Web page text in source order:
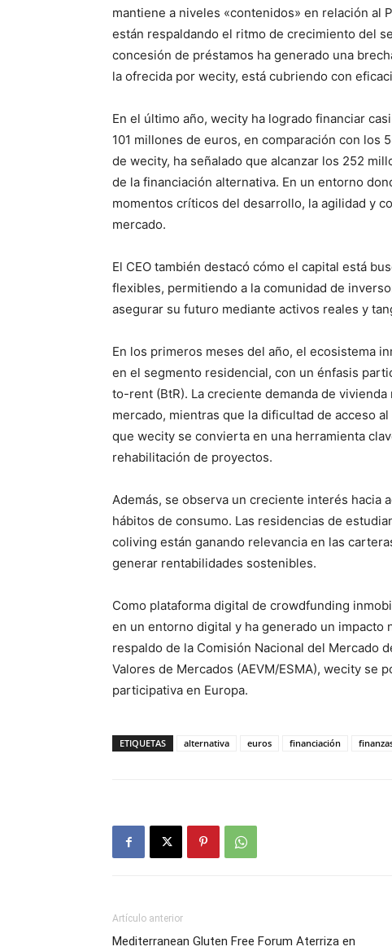
mantiene a niveles «contenidos» en relación al
están respaldando el ritmo de crecimiento del
concesión de préstamos ha generado una
la ofrecida por wecity, está cubriendo con
En el último año, wecity ha logrado financiar
101 millones de euros, en comparación con los
de wecity, ha señalado que alcanzar los 252
de la financiación alternativa. En un entorno
momentos críticos del desarrollo, la agilidad y
mercado.
El CEO también destacó cómo el capital está
flexibles, permitiendo a la comunidad de
asegurar su futuro mediante activos reales y
En los primeros meses del año, el ecosistema
en el segmento residencial, con un énfasis
to-rent (BtR). La creciente demanda de
mercado, mientras que la dificultad de acceso
que wecity se convierta en una herramienta
rehabilitación de proyectos.
Además, se observa un creciente interés hacia
hábitos de consumo. Las residencias de
coliving están ganando relevancia en las
generar rentabilidades sostenibles.
Como plataforma digital de crowdfunding
en un entorno digital y ha generado un impacto
respaldo de la Comisión Nacional del Mercado
Valores de Mercados (AEVM/ESMA), wecity se
participativa en Europa.
ETIQUETAS alternativa euros financiación
Artículo anterior
Mediterranean Gluten Free Forum Aterriza en